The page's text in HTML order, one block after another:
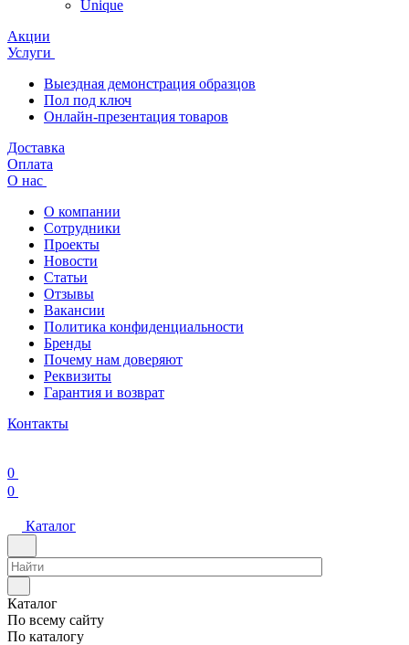
Unique
Акции
Услуги
Выездная демонстрация образцов
Пол под ключ
Онлайн-презентация товаров
Доставка
Оплата
О нас
О компании
Сотрудники
Проекты
Новости
Статьи
Отзывы
Вакансии
Политика конфиденциальности
Бренды
Почему нам доверяют
Реквизиты
Гарантия и возврат
Контакты
0
0
Каталог
Каталог
По всему сайту
По каталогу